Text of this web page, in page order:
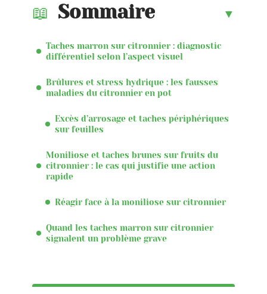
Sommaire
Taches marron sur citronnier : diagnostic
différentiel selon l’aspect visuel
Brûlures et stress hydrique : les fausses
maladies du citronnier en pot
Excès d’arrosage et taches périphériques
sur feuilles
Moniliose et taches brunes sur fruits du
citronnier : le cas qui justifie une action
rapide
Réagir face à la moniliose sur citronnier
Quand les taches marron sur citronnier
signalent un problème grave